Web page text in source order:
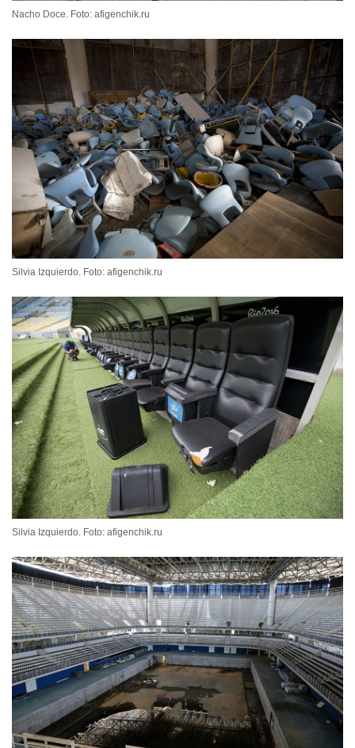
Nacho Doce. Foto: afigenchik.ru
Silvia Izquierdo. Foto: afigenchik.ru
Silvia Izquierdo. Foto: afigenchik.ru